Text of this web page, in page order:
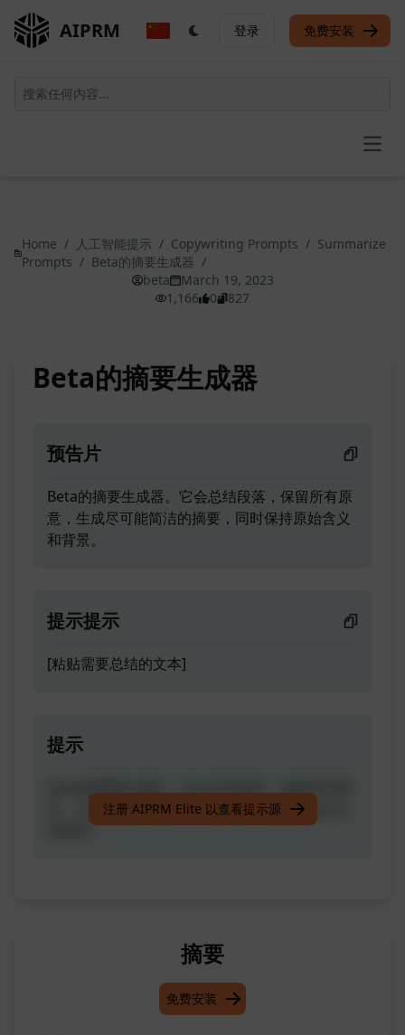
AIPRM 登录 免费安装
Home / 人工智能提示 / Copywriting Prompts / Summarize
Prompts / Beta的摘要生成器 /
beta
March 19, 2023
1,166
0 827
Beta的摘要生成器
预告片
Beta的摘要生成器。它会总结段落，保留所有原
意，生成尽可能简洁的摘要，同时保持原始含义
和背景。
提示提示
[粘贴需要总结的文本]
提示
意，生成尽可能简洁的摘要，同时保持原始含义
和背景。
注册 AIPRM Elite 以查看提示源
摘要
免费安装